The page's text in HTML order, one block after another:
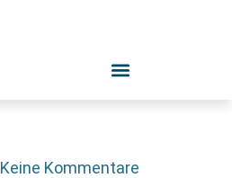
Keine Kommentare